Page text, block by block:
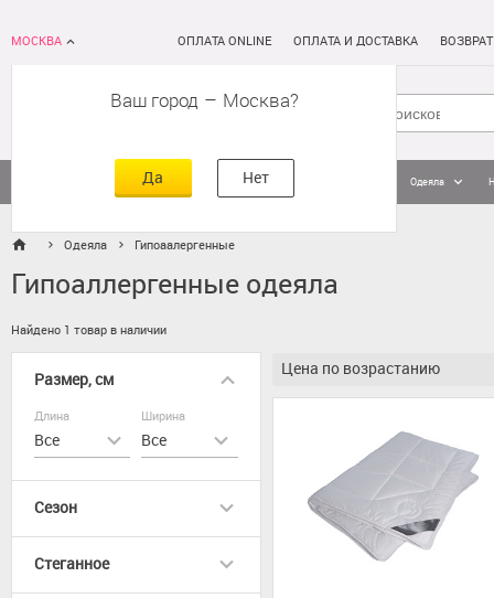
МОСКВА
Ваш город – Москва
Да Нет
ОПЛАТА ONLINE ОПЛАТА И ДОСТАВКА
Кровати Постельное белье Одеяла
Одеяла Гипоаалергенные
Гипоаллергенные одеяла
Найдено 1 товар в наличии
Размер, см
Длина
Все
Ширина
Все
Сезон
Стеганное
Цена по возрастанию